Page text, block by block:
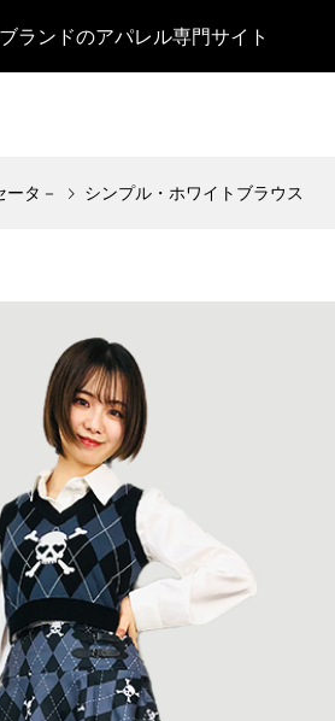
ランドのアパレル専門サイト
ータ－ シンプル・ホワイトブラウス